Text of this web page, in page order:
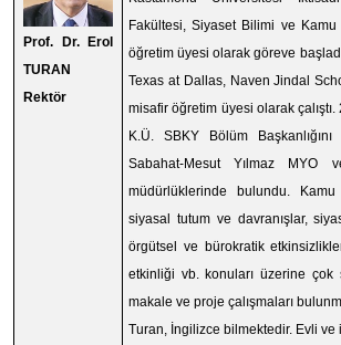
Prof. Dr. Erol
TURAN
Rektör
Fakültesi, Siyaset Bilimi ve
öğretim üyesi olarak göreve
Texas at Dallas, Naven Jindal
misafir öğretim üyesi olarak çalıştı.
K.Ü. SBKY Bölüm
Sabahat-Mesut Yılmaz MYO
müdürlüklerinde bulundu.
siyasal tutum ve davranışlar,
örgütsel ve bürokratik
etkinliği vb. konuları üzerine çok
makale ve proje çalışmaları
Turan, İngilizce bilmektedir. Evli ve